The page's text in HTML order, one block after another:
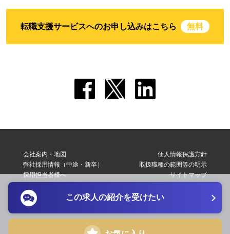
転職支援サービスへのお申し込みはこちら 無料
会社案内・地図
弊社採用情報（中途・新卒）
採用担当者様へ
個人情報保護方針
取扱職種の範囲等の明示
サイトマップ
この求人の紹介を受けたい